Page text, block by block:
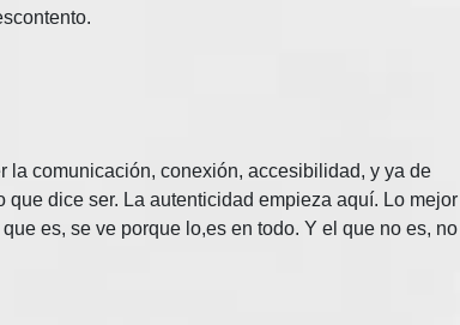
la comunicación, conexión, accesibilidad, y ya de
dice ser. La autenticidad empieza aquí. Lo mejor
es, se ve porque lo,es en todo. Y el que no es, no